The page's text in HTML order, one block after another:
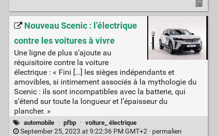
Nouveau Scenic : l’électrique
contre les voitures à vivre
Une ligne de plus s’ajoute au
réquisitoire contre la voiture
électrique : « Fini […] les sièges indépendants et
amovibles, si intimement associés à la mythologie du
Scenic : ils sont incompatibles avec la batterie, qui
s’étend sur toute la longueur et l’épaisseur du
plancher. »
automobile · pfbp · voiture_ électrique
September 25, 2023 at 9:22:36 PM GMT+2 · permalien